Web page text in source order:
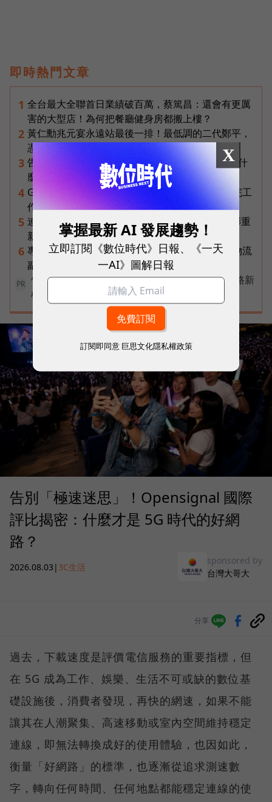
即時熱門文章
1 全台最大全聯首日業績破百萬，蔡篤昌：還會有更厲
害的大型店！為何把餐廳健身房都搬上樓？
2 黃仁勳兆元宴永遠站最後一排！最低調的二代鄭平，
憑什麼讓台達電被市場重新定價？
3 告別「極速迷思」！Opensignal 國際評比揭密：什
麼才是 5G 時代的好網路？
4 Gemini Spark完整教學｜幫你讀Gmail、自動跑完工
作流程，3個超實用情境一次看
5 連黃仁勳都叫年輕人當水電工！程世嘉：智慧通膨重
新定義「有價值的人」到底什麼樣子？
6 專訪｜進貨沒變快，momo為何仍導入機器人？物流
副總揭比拚速度更棘手的缺工難題
PR
告別極速迷思！台灣大哥大奪國際雙冠揭密好網路新
標準
告別「極速迷思」！Opensignal 國際
評比揭密：什麼才是 5G 時代的好網
路？
2026.08.03 | 3C生活
sponsored by
台灣大哥大
分享
過去，下載速度是評價電信服務的重要指標，但
在 5G 成為工作、娛樂、生活不可或缺的數位基
礎設施後，消費者發現，再快的網速，如果不能
讓其在人潮聚集、高速移動或室內空間維持穩定
連線，即無法轉換成好的使用體驗，也因如此，
衡量「好網路」的標準，也逐漸從追求測速數
字，轉向任何時間、任何地點都能穩定連線的使
X
掌握最新 AI 發展趨勢！
立即訂閱《數位時代》日報、《一天
一AI》圖解日報
訂閱即同意 巨思文化隱私權政策